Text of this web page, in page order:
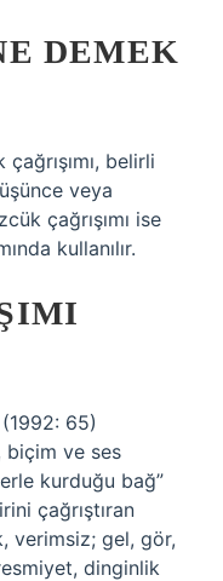
DEMEK
belirli
veya
çağrışımı ise
kullanılır.
65)
biçim ve ses
kurduğu bağ”
çağrıştıran
verimsiz; gel, gör,
dinginlik